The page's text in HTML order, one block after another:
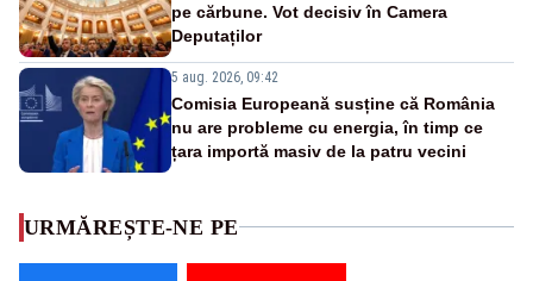
pe cărbune. Vot decisiv în Camera
Deputaților
5 aug. 2026, 09:42
Comisia Europeană susține că România
nu are probleme cu energia, în timp ce
țara importă masiv de la patru vecini
URMĂREȘTE-NE PE